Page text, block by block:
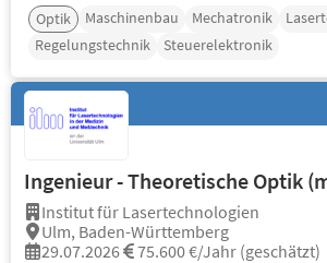
Optik Maschinenbau Mechatronik
Regelungstechnik
Steuerelektronik
Ingenieur - Theoretische Optik
Institut für Lasertechnologien
Ulm, Baden-Württemberg
29.07.2026
75.600 €/Jahr (geschätzt)